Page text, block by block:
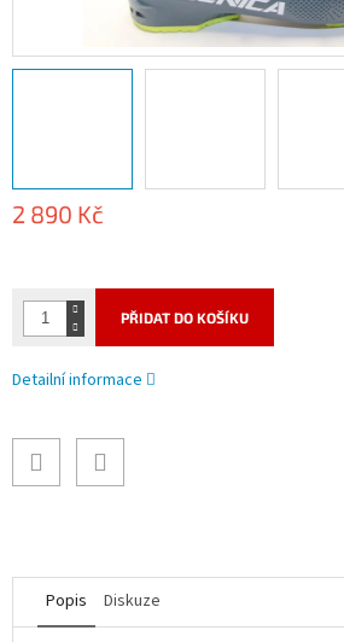
2 890 Kč
PŘIDAT DO KOŠÍKU
Detailní informace
Popis Diskuze